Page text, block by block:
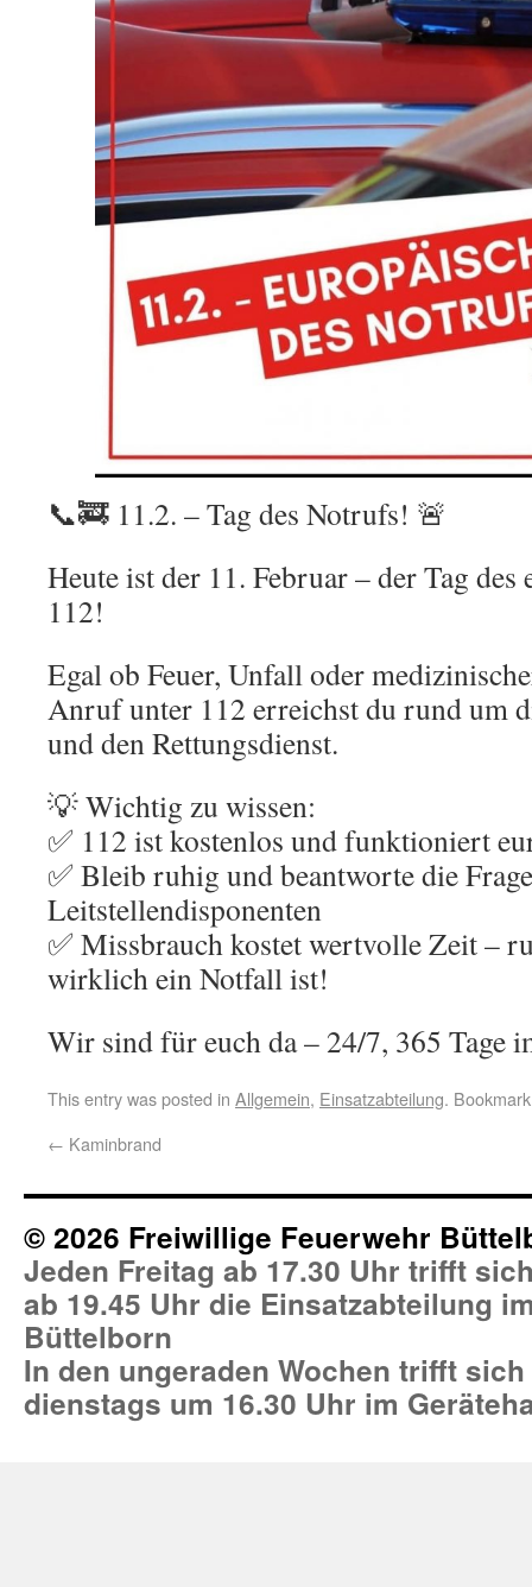
📞🚒 11.2. – Tag des Notrufs! 🚨
Heute ist der 11. Februar – der Tag
112!
Egal ob Feuer, Unfall oder
Anruf unter 112 erreichst du rund um
und den Rettungsdienst.
💡 Wichtig zu wissen:
✅ 112 ist kostenlos und funktioniert
✅ Bleib ruhig und beantworte die
Leitstellendisponenten
✅ Missbrauch kostet wertvolle Zeit –
wirklich ein Notfall ist!
Wir sind für euch da – 24/7, 365 Tage
This entry was posted in Allgemein, Einsatzabteilung.
← Kaminbrand
© 2026 Freiwillige Feuerwehr
Jeden Freitag ab 17.30 Uhr trifft
ab 19.45 Uhr die Einsatzabteilung
Büttelborn
In den ungeraden Wochen trifft
dienstags um 16.30 Uhr im